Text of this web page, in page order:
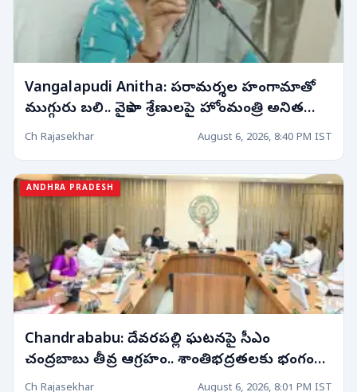
Vangalapudi Anitha: పరామర్శల హంగామాతో
ముగ్గురు బలి.. వైకాపా శ్రేణులపై హోంమంత్రి అనిత
ఆగ్రహం!
Ch Rajasekhar August 6, 2026, 8:40 PM IST
ANDHRA PRADESH
Chandrababu: దేవరపల్లి ఘటనపై సీఎం
చంద్రబాబు తీవ్ర ఆగ్రహం.. శాంతిభద్రతలకు భంగం
కలిగిస్తే కఠిన చర్యలు తప్పవని హెచ్చరిక!
Ch Rajasekhar August 6, 2026, 8:01 PM IST